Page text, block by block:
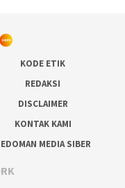
KODE ETIK
REDAKSI
DISCLAIMER
KONTAK KAMI
MEDIA SIBER